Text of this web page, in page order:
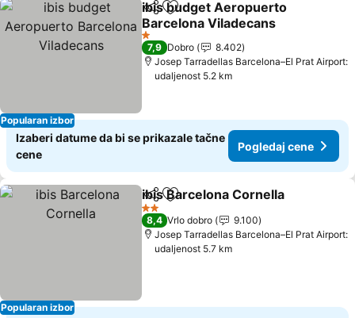
Popularan izbor
Deli Dodati u favorite
ibis budget Aeropuerto
Barcelona Viladecans
Pogledaj cene
1 Zvezdice
7,9 Dobro
8.402
Josep Tarradellas Barcelona–El Prat Airport:
udaljenost 5.2 km
Izaberi datume da bi se prikazale tačne
cene
Pogledaj cene
Popularan izbor
Deli Dodati u favorite
ibis Barcelona Cornella
2 Zvezdice
8,4 Vrlo dobro
9.100
Josep Tarradellas Barcelona–El Prat Airport:
udaljenost 5.7 km